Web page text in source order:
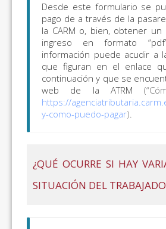
Desde este formulario se
pago de a través de la
la CARM o, bien, obtener
ingreso en formato
información puede acudir a
que figuran en el enlace
continuación y que se
web de la ATRM
https://
y-como-puedo-pagar).
¿QUÉ OCURRE SI HAY
SITUACIÓN DEL